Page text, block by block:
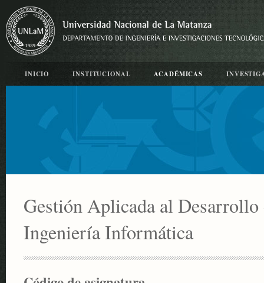
INICIO INSTITUCIONAL ACADÉMICAS
Gestión Aplicada al
Ingeniería Informática